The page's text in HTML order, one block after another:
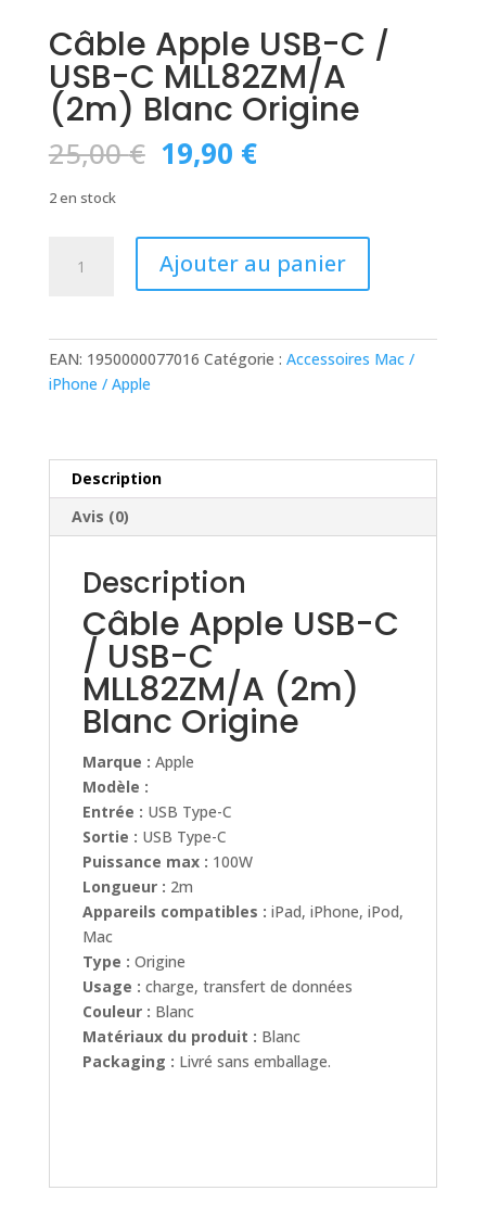
Câble Apple USB-C /
USB-C MLL82ZM/A
(2m) Blanc Origine
25,00€ Le
prix
était :
25,00 €.
19,90 €Le
prix
est :
19,90 €.
2 en stock
MLL82ZM/A
(2m)
Blanc
Ajouter au panier
EAN: 1950000077016 Catégorie : Accessoires Mac /
iPhone / Apple
Description
Avis (0)
Description
Câble Apple USB-C
/ USB-C
MLL82ZM/A (2m)
Blanc Origine
Marque : Apple
Modèle :
Entrée : USB Type-C
Sortie : USB Type-C
Puissance max : 100W
Longueur : 2m
Appareils compatibles : iPad, iPhone, iPod,
Mac
Type : Origine
Usage : charge, transfert de données
Couleur : Blanc
Matériaux du produit : Blanc
Packaging : Livré sans emballage.